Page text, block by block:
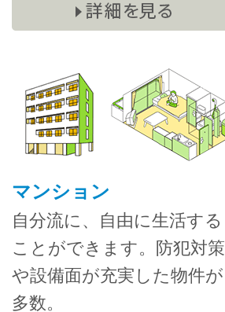
マンション
自分流に、自由に生活する
ことができます。防犯対策
や設備面が充実した物件が
多数。